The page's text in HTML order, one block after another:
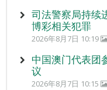
司法警察局持续
博彩相关犯罪
2026年8月7日 10:19
中国澳门代表团
议
2026年8月7日 10:15